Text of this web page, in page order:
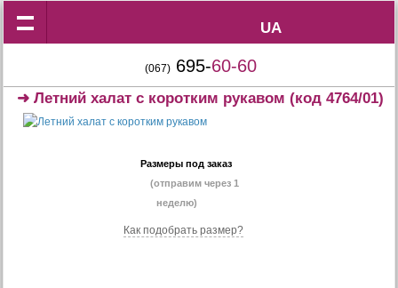
UA
UA
(067) 695-60-60
➜Летний халат с коротким рукавом (код 4764/01)
Размеры под заказ
(отправим через 1
неделю)
Как подобрать размер?